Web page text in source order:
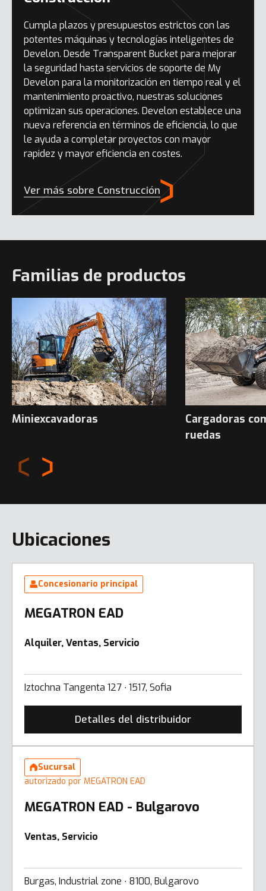
Cumpla plazos y presupuestos estrictos con las
potentes máquinas y tecnologías inteligentes de
Develon. Desde Transparent Bucket para mejorar
la seguridad hasta servicios de soporte de My
Develon para la monitorización en tiempo real y el
mantenimiento proactivo, nuestras soluciones
optimizan sus operaciones. Develon establece una
nueva referencia en términos de eficiencia, lo que
le ayuda a completar proyectos con mayor
rapidez y mayor eficiencia en costes.
Ver más sobre Construcción
Familias de productos
Miniexcavadoras
Cargadoras
ruedas
Ubicaciones
Concesionario principal
MEGATRON EAD
Alquiler, Ventas, Servicio
Iztochna Tangenta 127 ∙ 1517, Sofia
Detalles del distribuidor
Sucursal
autorizado por MEGATRON EAD
MEGATRON EAD - Bulgarovo
Ventas, Servicio
Burgas, Industrial zone ∙ 8100, Bulgarovo